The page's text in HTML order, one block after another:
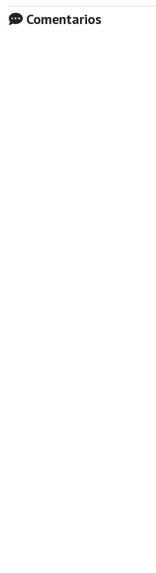
Comentarios